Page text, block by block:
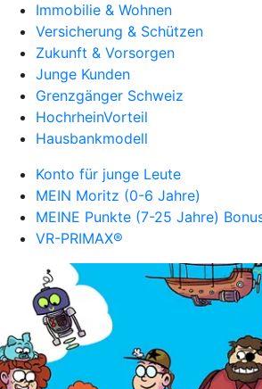
Immobilie & Wohnen
Versicherung & Schützen
Zukunft & Vorsorgen
Junge Kunden
Grenzgänger Schweiz
HochrheinVorteil
Hausbankmodell
Konto für junge Leute
MEIN Moritz (0-6 Jahre)
MEINE Punkte (7-25 Jahre)
VR-PRIMAX®